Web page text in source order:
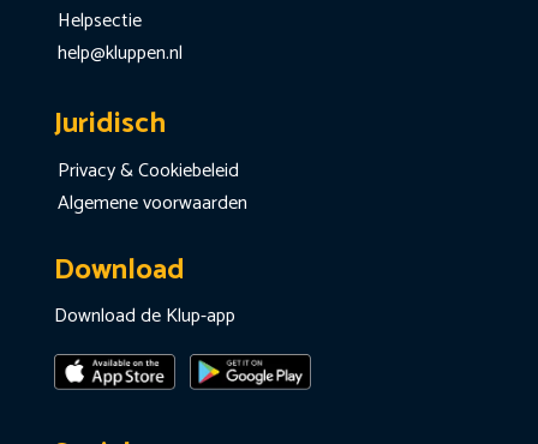
Helpsectie
help@kluppen.nl
Juridisch
Privacy & Cookiebeleid
Algemene voorwaarden
Download
Download de Klup-app